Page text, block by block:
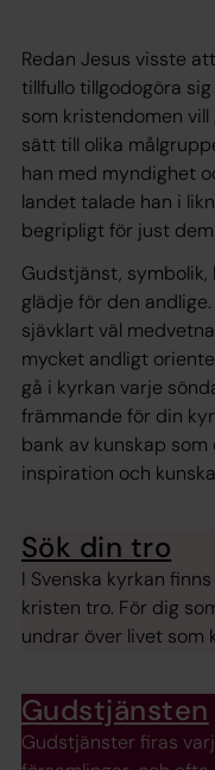
Redan Jesus visste
tillfullo tillgodogöra
som kristendomen
sätt till olika
han med myndighet
landet talade han i
begripligt för just dem.
Gudstjänst,
glädje för den
sjävklart väl
mycket andligt
gå i kyrkan varje
främmande för din
bank av kunskap
inspiration och
Sök din tro
I Svenska kyrkan
kristen tro. För dig
undrar över livet som
Gudstjänsten
Gudstjänster firas